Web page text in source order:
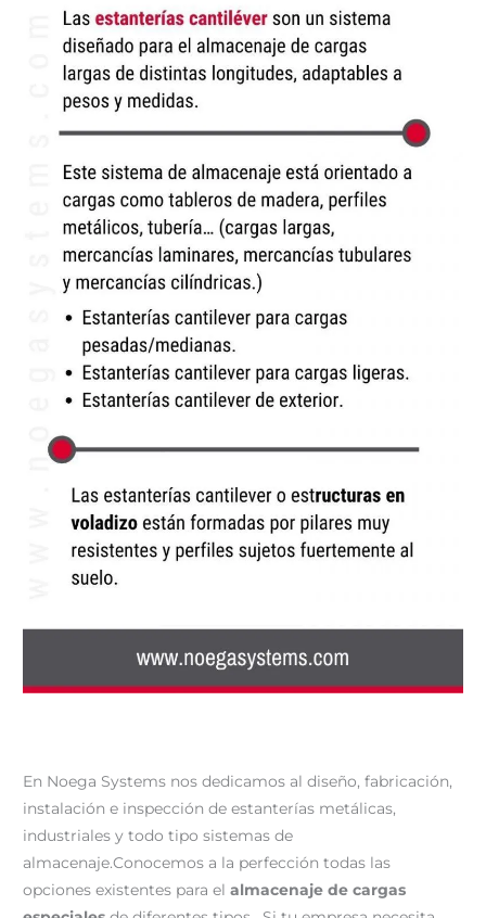
En Noega Systems nos dedicamos al diseño, fabricación,
instalación e inspección de estanterías metálicas,
industriales y todo tipo sistemas de
almacenaje.Conocemos a la perfección todas las
opciones existentes para elalmacenaje de cargas